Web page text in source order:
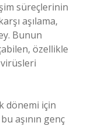
süreçlerinin
aşılama,
Bunun
özellikle
dönemi için
aşının genç